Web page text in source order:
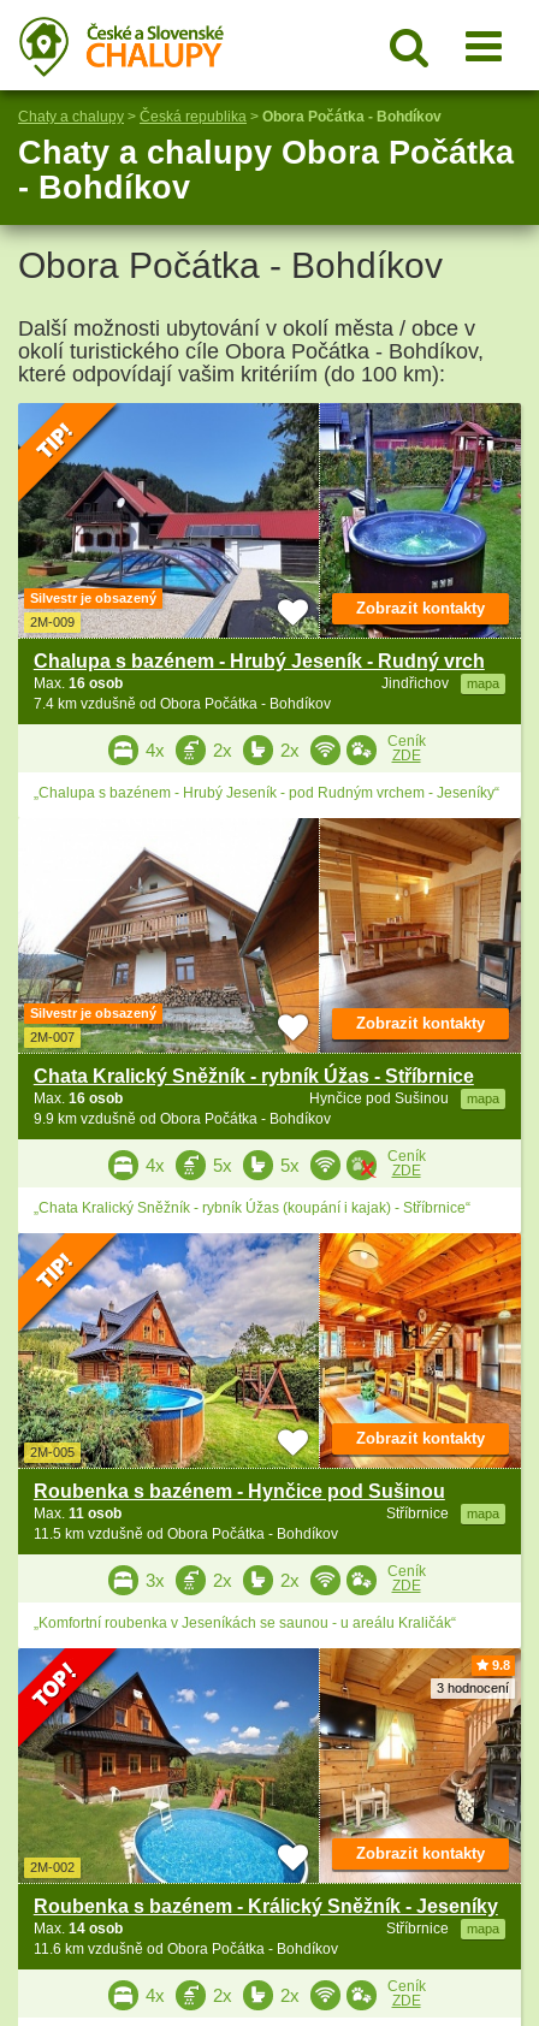
Chaty a chalupy > Česká republika > Obora Počátka - Bohdíkov
Chaty a chalupy Obora Počátka
- Bohdíkov
Obora Počátka - Bohdíkov
Další možnosti ubytování v okolí města / obce v
okolí turistického cíle Obora Počátka - Bohdíkov,
které odpovídají vašim kritériím (do 100 km):
Silvestr je obsazený
2M-009
Chalupa s bazénem - Hrubý Jeseník - Rudný vrch
Jindřichov mapa
Max. 16 osob
7.4 km vzdušně od Obora Počátka - Bohdíkov
Zobrazit kontakty
4x 2x 2x
Ceník
ZDE
„Chalupa s bazénem - Hrubý Jeseník - pod Rudným vrchem - Jeseníky“
Silvestr je obsazený
2M-007
Chata Kralický Sněžník - rybník Úžas - Stříbrnice
Hynčice pod Sušinou mapa
Max. 16 osob
9.9 km vzdušně od Obora Počátka - Bohdíkov
Zobrazit kontakty
4x 5x 5x
Ceník
ZDE
„Chata Kralický Sněžník - rybník Úžas (koupání i kajak) - Stříbrnice“
2M-005
Roubenka s bazénem - Hynčice pod Sušinou
Stříbrnice mapa
Max. 11 osob
11.5 km vzdušně od Obora Počátka - Bohdíkov
Zobrazit kontakty
3x 2x 2x
Ceník
ZDE
„Komfortní roubenka v Jeseníkách se saunou - u areálu Kraličák“
9.8
3 hodnocení
2M-002
Roubenka s bazénem - Králický Sněžník - Jeseníky
Stříbrnice mapa
Max. 14 osob
11.6 km vzdušně od Obora Počátka - Bohdíkov
Zobrazit kontakty
4x 2x 2x
Ceník
ZDE